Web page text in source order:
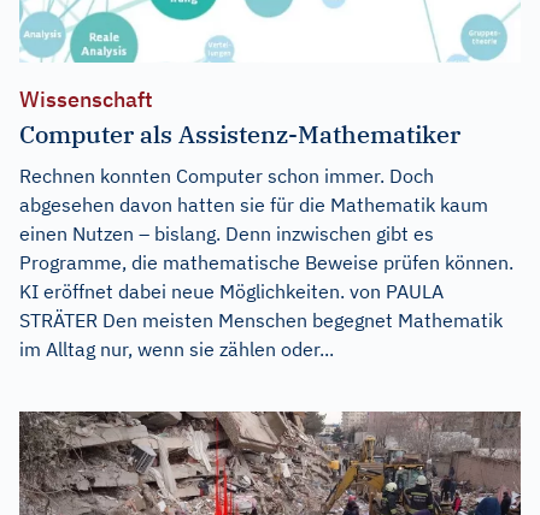
Wissenschaft
Computer als Assistenz-Mathematiker
Rechnen konnten Computer schon immer. Doch
abgesehen davon hatten sie für die Mathematik kaum
einen Nutzen – bislang. Denn inzwischen gibt es
Programme, die mathematische Beweise prüfen können.
KI eröffnet dabei neue Möglichkeiten. von PAULA
STRÄTER Den meisten Menschen begegnet Mathematik
im Alltag nur, wenn sie zählen oder...